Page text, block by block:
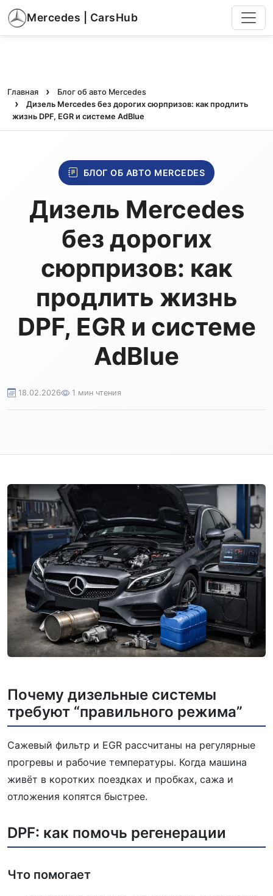
Mercedes | CarsHub
Главная
Блог об авто Mercedes
Дизель Mercedes без дорогих сюрпризов: как продлить
жизнь DPF, EGR и системе AdBlue
БЛОГ ОБ АВТО MERCEDES
Дизель Mercedes
без дорогих
сюрпризов: как
продлить жизнь
DPF, EGR и системе
AdBlue
18.02.2026 1 мин чтения
Почему дизельные системы
требуют “правильного режима”
Сажевый фильтр и EGR рассчитаны на регулярные
прогревы и рабочие температуры. Когда машина
живёт в коротких поездках и пробках, сажа и
отложения копятся быстрее.
DPF: как помочь регенерации
Что помогает